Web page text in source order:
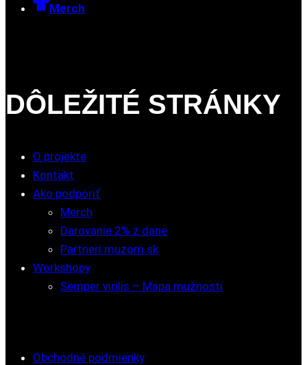
Merch
DÔLEŽITÉ STRÁNKY
O projekte
Kontakt
Ako podporiť
Merch
Darovanie 2% z dane
Partneri muzom.sk
Workshopy
Semper virilis – Mapa mužnosti
Obchodné podmienky